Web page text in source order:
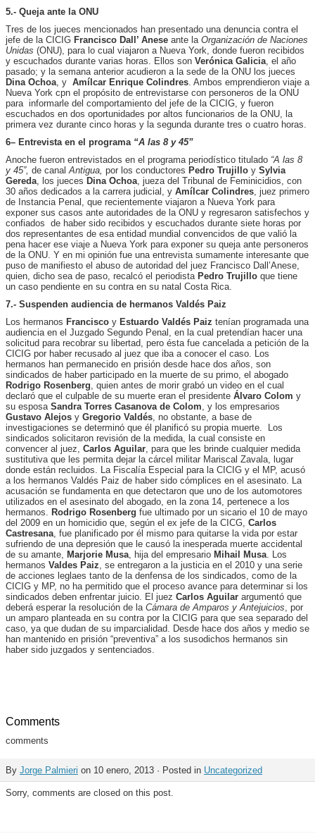
5.- Queja ante la ONU
Tres de los jueces mencionados han presentado una denuncia contra el
jefe de la CICIG Francisco Dall’ Anese ante la Organización de Naciones
Unidas (ONU), para lo cual viajaron a Nueva York, donde fueron recibidos
y escuchados durante varias horas. Ellos son Verónica Galicia , el año
pasado; y la semana anterior acudieron a la sede de la ONU los jueces
Dina Ochoa , y Amílcar Enrique Colindres . Ambos emprendieron viaje a
Nueva York cpn el propósito de entrevistarse con personeros de la ONU
para informarle del comportamiento del jefe de la CICIG, y fueron
escuchados en dos oportunidades por altos funcionarios de la ONU, la
primera vez durante cinco horas y la segunda durante tres o cuatro horas.
6– Entrevista en el programa “A las 8 y 45”
Anoche fueron entrevistados en el programa periodístico titulado “A las 8
y 45”, de canal Antigua, por los conductores Pedro Trujillo y Sylvia
Gereda , los jueces Dina Ochoa , jueza del Tribunal de Feminicidios, con
30 años dedicados a la carrera judicial, y Amílcar Colindres , juez primero
de Instancia Penal, que recientemente viajaron a Nueva York para
exponer sus casos ante autoridades de la ONU y regresaron satisfechos y
confiados de haber sido recibidos y escuchados durante siete horas por
dos representantes de esa entidad mundial convencidos de que valió la
pena hacer ese viaje a Nueva York para exponer su queja ante personeros
de la ONU. Y en mi opinión fue una entrevista sumamente interesante que
puso de manifiesto el abuso de autoridad del juez Francisco Dall’Anese,
quien, dicho sea de paso, recalcó el periodista Pedro Trujillo que tiene
un caso pendiente en su contra en su natal Costa Rica.
7.- Suspenden audiencia de hermanos Valdés Paiz
Los hermanos Francisco y Estuardo Valdés Paiz tenían programada una
audiencia en el Juzgado Segundo Penal, en la cual pretendían hacer una
solicitud para recobrar su libertad, pero ésta fue cancelada a petición de la
CICIG por haber recusado al juez que iba a conocer el caso. Los
hermanos han permanecido en prisión desde hace dos años, son
sindicados de haber participado en la muerte de su primo, el abogado
Rodrigo Rosenberg , quien antes de morir grabó un video en el cual
declaró que el culpable de su muerte eran el presidente Álvaro Colom y
su esposa Sandra Torres Casanova de Colom , y los empresarios
Gustavo Alejos y Gregorio Valdés , no obstante, a base de
investigaciones se determinó que él planificó su propia muerte. Los
sindicados solicitaron revisión de la medida, la cual consiste en
convencer al juez, Carlos Aguilar , para que les brinde cualquier medida
sustitutiva que les permita dejar la cárcel militar Mariscal Zavala, lugar
donde están recluidos. La Fiscalía Especial para la CICIG y el MP, acusó
a los hermanos Valdés Paiz de haber sido cómplices en el asesinato. La
acusación se fundamenta en que detectaron que uno de los automotores
utilizados en el asesinato del abogado, en la zona 14, pertenece a los
hermanos. Rodrigo Rosenberg fue ultimado por un sicario el 10 de mayo
del 2009 en un homicidio que, según el ex jefe de la CICG, Carlos
Castresana , fue planificado por él mismo para quitarse la vida por estar
sufriendo de una depresión que le causó la inesperada muerte accidental
de su amante, Marjorie Musa , hija del empresario Mihail Musa . Los
hermanos Valdes Paiz , se entregaron a la justicia en el 2010 y una serie
de acciones leglaes tanto de la denfensa de los sindicados, como de la
CICIG y MP, no ha permitido que el proceso avance para determinar si los
sindicados deben enfrentar juicio. El juez Carlos Aguilar argumentó que
deberá esperar la resolución de la Cámara de Amparos y Antejuicios , por
un amparo planteada en su contra por la CICIG para que sea separado del
caso, ya que dudan de su imparcialidad. Desde hace dos años y medio se
han mantenido en prisión “preventiva” a los susodichos hermanos sin
haber sido juzgados y sentenciados.
Comments
comments
By Jorge Palmieri on 10 enero, 2013 · Posted in Uncategorized
Sorry, comments are closed on this post.